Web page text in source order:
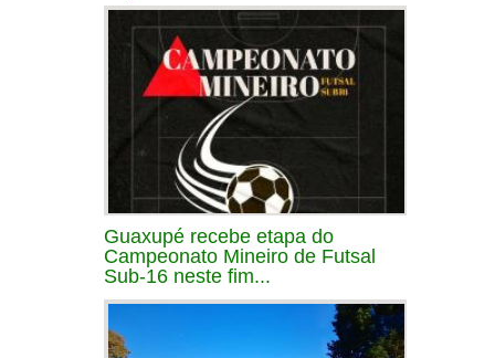
Guaxupé recebe etapa do
Campeonato Mineiro de Futsal
Sub-16 neste fim...